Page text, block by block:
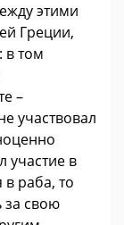
этими
Греции,
в том
–
участвовал
участие в
раба, то
за свою